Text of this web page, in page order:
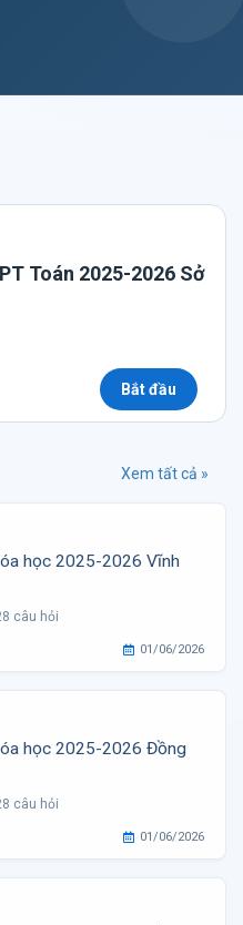
Toán 2025-2026 Sở
Bắt đầu
Xem tất cả »
học 2025-2026 Vĩnh
câu hỏi
01/06/2026
học 2025-2026 Đồng
câu hỏi
01/06/2026